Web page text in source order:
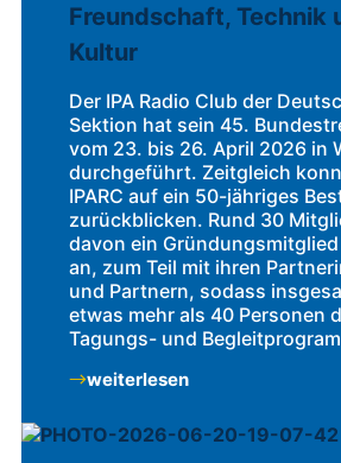
Freundschaft, Technik
Kultur
Der IPA Radio Club der
Sektion hat sein 45.
vom 23. bis 26. April 2026 in
durchgeführt. Zeitgleich
IPARC auf ein 50-jähriges
zurückblicken. Rund 30
davon ein
an, zum Teil mit ihren
und Partnern, sodass
etwas mehr als 40 Personen
Tagungs- und
weiterlesen